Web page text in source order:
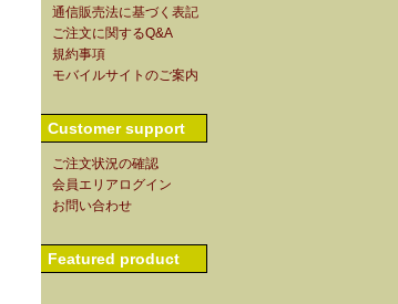
通信販売法に基づく表記
ご注文に関するQ&A
規約事項
モバイルサイトのご案内
Customer support
ご注文状況の確認
会員エリアログイン
お問い合わせ
Featured product